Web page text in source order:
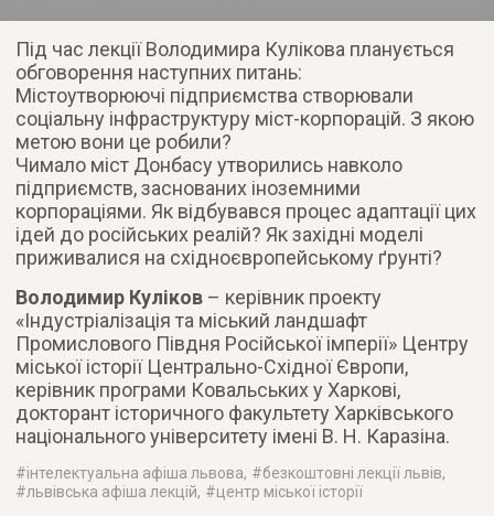
Під час лекції Володимира Кулікова планується
обговорення наступних питань:
Містоутворюючі підприємства створювали
соціальну інфраструктуру міст-корпорацій. З якою
метою вони це робили?
Чимало міст Донбасу утворились навколо
підприємств, заснованих іноземними
корпораціями. Як відбувався процес адаптації цих
ідей до російських реалій? Як західні моделі
приживалися на східноєвропейському ґрунті?
Володимир Куліков – керівник проекту
«Індустріалізація та міський ландшафт
Промислового Півдня Російської імперії» Центру
міської історії Центрально-Східної Європи,
керівник програми Ковальських у Харкові,
докторант історичного факультету Харківського
національного університету імені В. Н. Каразіна.
#інтелектуальна афіша львова, #безкоштовні лекції львів,
#львівська афіша лекцій, #центр міської історії